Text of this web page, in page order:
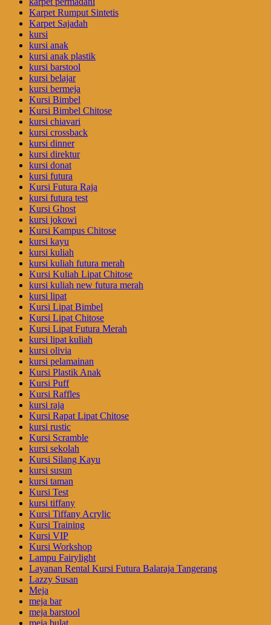
Karpet Rumput Sintetis
Karpet Sajadah
kursi
kursi anak
kursi anak plastik
kursi barstool
kursi belajar
kursi bermeja
Kursi Bimbel
Kursi Bimbel Chitose
kursi chiavari
kursi crossback
kursi dinner
kursi direktur
kursi donat
kursi futura
Kursi Futura Raja
kursi futura test
Kursi Ghost
kursi jokowi
Kursi Kampus Chitose
kursi kayu
kursi kuliah
kursi kuliah futura merah
Kursi Kuliah Lipat Chitose
kursi kuliah new futura merah
kursi lipat
Kursi Lipat Bimbel
Kursi Lipat Chitose
Kursi Lipat Futura Merah
kursi lipat kuliah
kursi olivia
kursi pelamainan
Kursi Plastik Anak
Kursi Puff
Kursi Raffles
kursi raja
Kursi Rapat Lipat Chitose
kursi rustic
Kursi Scramble
kursi sekolah
Kursi Silang Kayu
kursi susun
kursi taman
Kursi Test
kursi tiffany
Kursi Tiffany Acrylic
Kursi Training
Kursi VIP
Kursi Workshop
Lampu Fairylight
Layanan Rental Kursi Futura Balaraja Tangerang
Lazzy Susan
Meja
meja bar
meja barstool
meja bulat